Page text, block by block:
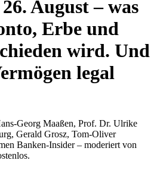
August – was
Erbe und
wird. Und
legal
Georg Maaßen, Prof. Dr. Ulrike
Gerald Grosz, Tom-Oliver
Banken-Insider– moderiert von